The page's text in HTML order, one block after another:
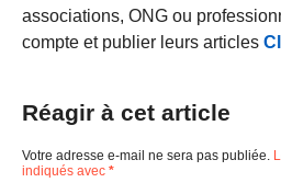
associations, ONG ou
compte et publier leurs articles
Réagir à cet article
Votre adresse e-mail ne sera pas publiée.
indiqués avec *